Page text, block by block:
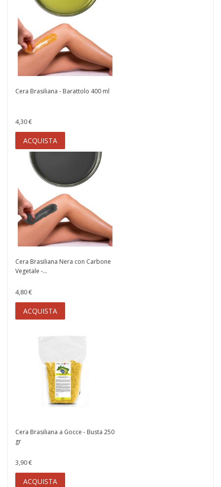
Cera Brasiliana - Barattolo 400 ml
4,30 €
ACQUISTA
Cera Brasiliana Nera con Carbone
Vegetale -...
4,80 €
ACQUISTA
Cera Brasiliana a Gocce - Busta 250
gr
3,90 €
ACQUISTA